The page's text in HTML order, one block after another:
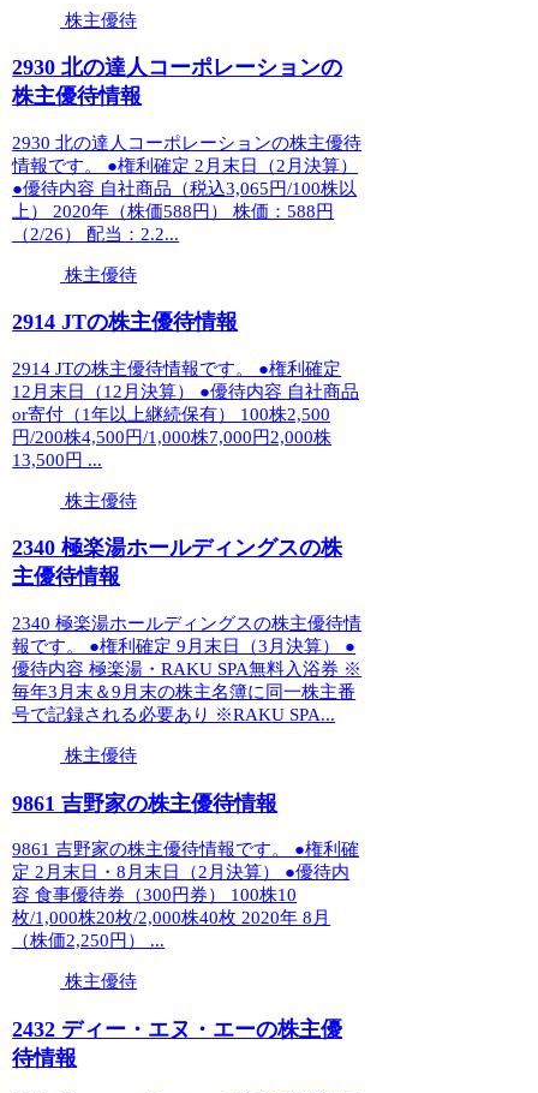
株主優待
2930 北の達人コーポレーションの
株主優待情報
2930 北の達人コーポレーションの株主優待
情報です。 ●権利確定 2月末日（2月決算）
●優待内容 自社商品（税込3,065円/100株以
上） 2020年（株価588円） 株価：588円
（2/26） 配当：2.2...
株主優待
2914 JTの株主優待情報
2914 JTの株主優待情報です。 ●権利確定
12月末日（12月決算） ●優待内容 自社商品
or寄付（1年以上継続保有） 100株2,500
円/200株4,500円/1,000株7,000円2,000株
13,500円 ...
株主優待
2340 極楽湯ホールディングスの株
主優待情報
2340 極楽湯ホールディングスの株主優待情
報です。 ●権利確定 9月末日（3月決算） ●
優待内容 極楽湯・RAKU SPA無料入浴券 ※
毎年3月末＆9月末の株主名簿に同一株主番
号で記録される必要あり ※RAKU SPA...
株主優待
9861 吉野家の株主優待情報
9861 吉野家の株主優待情報です。 ●権利確
定 2月末日・8月末日（2月決算） ●優待内
容 食事優待券（300円券） 100株10
枚/1,000株20枚/2,000株40枚 2020年 8月
（株価2,250円） ...
株主優待
2432 ディー・エヌ・エーの株主優
待情報